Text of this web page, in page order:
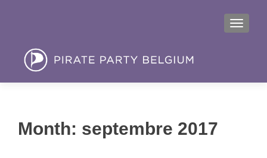
MENU
Month: septembre 2017